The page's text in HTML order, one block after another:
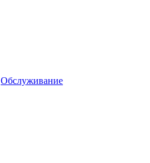
Обслуживание